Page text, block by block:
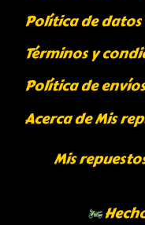
Política de datos
Términos y
Política de
Acerca de Mis
Mis